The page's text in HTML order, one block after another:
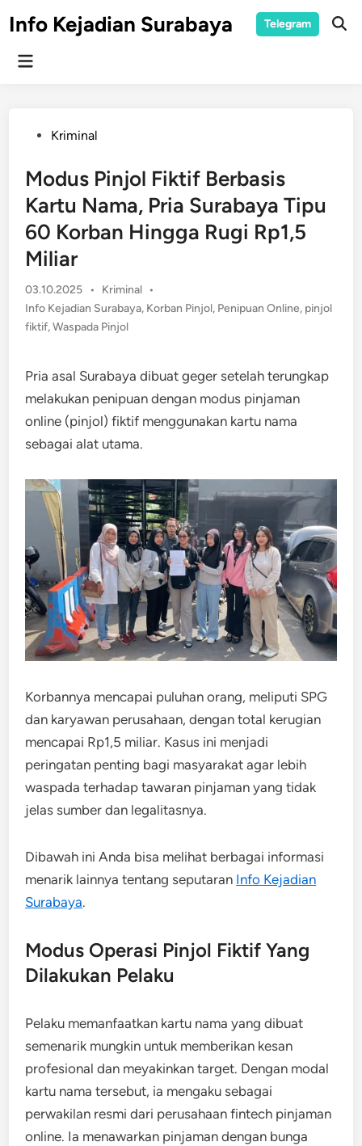
toInfo Kejadian Surabaya Telegram
Main
PostedKriminal
Modus Pinjol Fiktif Berbasis
Kartu Nama, Pria Surabaya Tipu
60 Korban Hingga Rugi Rp1,5
Miliar
03.10.2025 •
Posted
in
Kriminal •
Info Kejadian Surabaya, Korban Pinjol, Penipuan Online, pinjol
fiktif,Waspada Pinjol
Pria asal Surabaya dibuat geger setelah terungkap
melakukan penipuan dengan modus pinjaman
online (pinjol) fiktif menggunakan kartu nama
sebagai alat utama.
Korbannya mencapai puluhan orang, meliputi SPG
dan karyawan perusahaan, dengan total kerugian
mencapai Rp1,5 miliar. Kasus ini menjadi
peringatan penting bagi masyarakat agar lebih
waspada terhadap tawaran pinjaman yang tidak
jelas sumber dan legalitasnya.
Dibawah ini Anda bisa melihat berbagai informasi
menarik lainnya tentang seputaran Info Kejadian
Surabaya.
Modus Operasi Pinjol Fiktif Yang
Dilakukan Pelaku
Pelaku memanfaatkan kartu nama yang dibuat
semenarik mungkin untuk memberikan kesan
profesional dan meyakinkan target. Dengan modal
kartu nama tersebut, ia mengaku sebagai
perwakilan resmi dari perusahaan fintech pinjaman
online. Ia menawarkan pinjaman dengan bunga